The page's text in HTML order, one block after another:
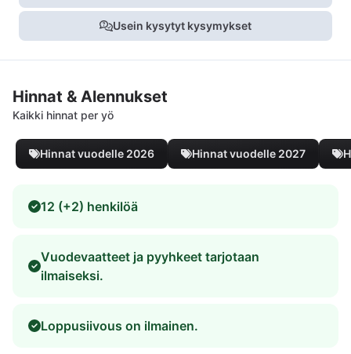
Usein kysytyt kysymykset
Hinnat & Alennukset
Kaikki hinnat per yö
Hinnat vuodelle 2026 Hinnat vuodelle 2027
12 (+2) henkilöä
Vuodevaatteet ja pyyhkeet tarjotaan
ilmaiseksi.
Loppusiivous on ilmainen.